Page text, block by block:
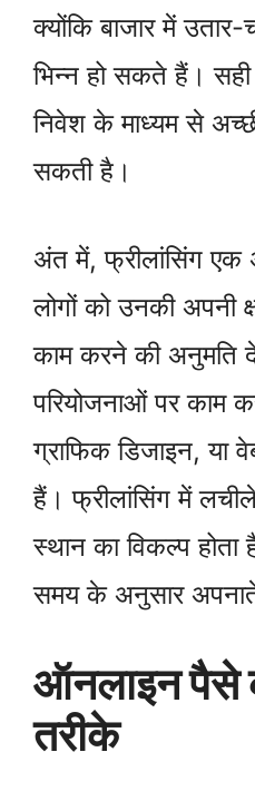
क्योंकि बाजार में
भिन्न हो सकते हैं।
निवेश के माध्यम से
सकती है।
अंत में, फ्रीलांसिंग एक
लोगों को उनकी अपनी
काम करने की अनुमति
परियोजनाओं पर काम
ग्राफिक डिजाइन, या
हैं। फ्रीलांसिंग में
स्थान का विकल्प
समय के अनुसार
ऑनलाइन पैसे
तरीके